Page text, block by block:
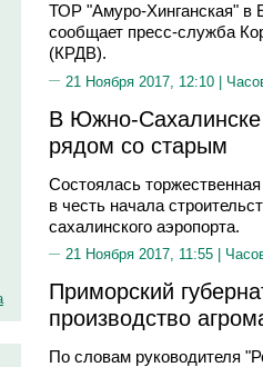
ТОР "Амуро-Хинганская" в
сообщает пресс-служба
(КРДВ).
21 Ноября 2017, 12:10 |
В Южно-Сахалинске
рядом со старым
Состоялась
в честь начала
сахалинского аэропорта.
21 Ноября 2017, 11:55 |
Приморский
производство
По словам руководителя